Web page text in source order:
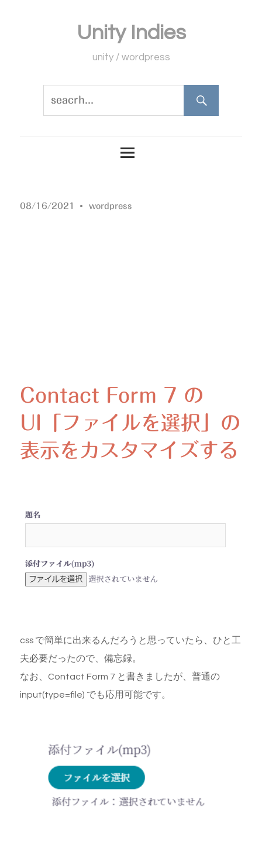
Unity Indies
unity / wordpress
08/16/2021 wordpress
Contact Form 7 の
UI「ファイルを選択」の
表示をカスタマイズする
css で簡単に出来るんだろうと思っていたら、ひと工
夫必要だったので、備忘録。
なお、Contact Form 7 と書きましたが、普通の
input(type=file) でも応用可能です。